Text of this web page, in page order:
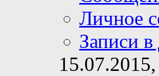
Личное
Записи в
15.07.2015,